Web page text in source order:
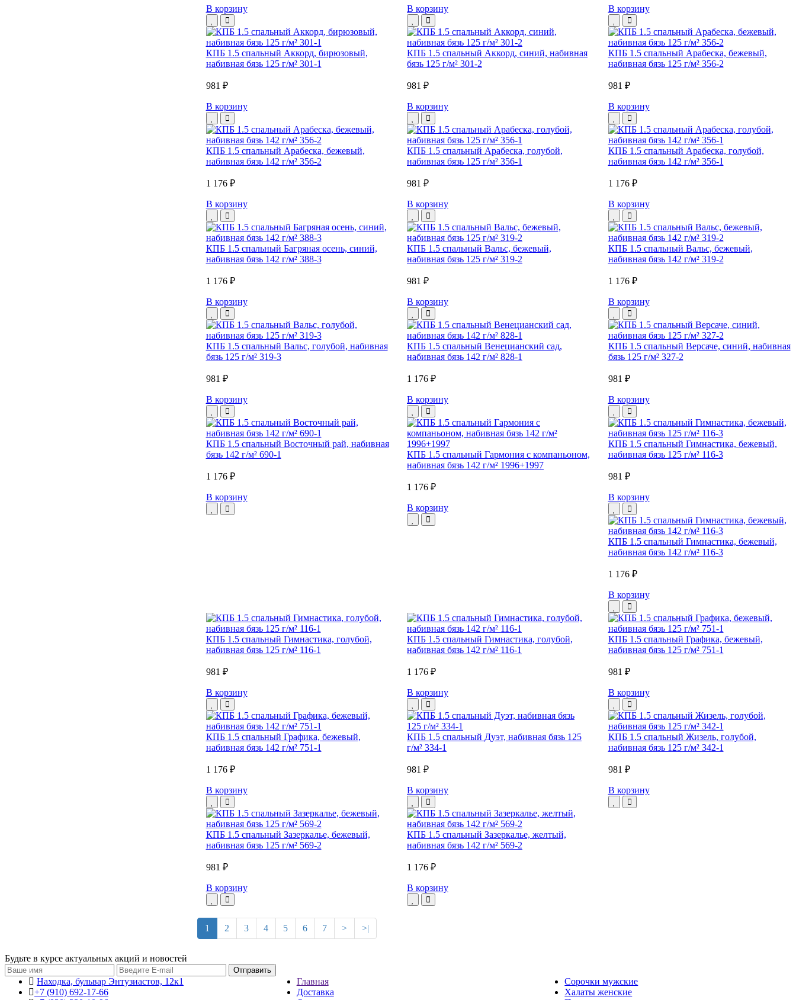
В корзину В корзину В корзину
КПБ 1.5 спальный Аккорд, бирюзовый,
набивная бязь 125 г/м² 301-1
981 ₽
В корзину
КПБ 1.5 спальный Аккорд, синий, набивная
бязь 125 г/м² 301-2
981 ₽
В корзину
КПБ 1.5 спальный Арабеска, бежевый,
набивная бязь 125 г/м² 356-2
981 ₽
В корзину
КПБ 1.5 спальный Арабеска, бежевый,
набивная бязь 142 г/м² 356-2
1 176 ₽
В корзину
КПБ 1.5 спальный Арабеска, голубой,
набивная бязь 125 г/м² 356-1
981 ₽
В корзину
КПБ 1.5 спальный Арабеска, голубой,
набивная бязь 142 г/м² 356-1
1 176 ₽
В корзину
КПБ 1.5 спальный Багряная осень, синий,
набивная бязь 142 г/м² 388-3
1 176 ₽
В корзину
КПБ 1.5 спальный Вальс, бежевый,
набивная бязь 125 г/м² 319-2
981 ₽
В корзину
КПБ 1.5 спальный Вальс, бежевый,
набивная бязь 142 г/м² 319-2
1 176 ₽
В корзину
КПБ 1.5 спальный Вальс, голубой, набивная
бязь 125 г/м² 319-3
981 ₽
В корзину
КПБ 1.5 спальный Венецианский сад,
набивная бязь 142 г/м² 828-1
1 176 ₽
В корзину
КПБ 1.5 спальный Версаче, синий, набивная
бязь 125 г/м² 327-2
981 ₽
В корзину
КПБ 1.5 спальный Восточный рай, набивная
бязь 142 г/м² 690-1
1 176 ₽
В корзину
КПБ 1.5 спальный Гармония с компаньоном,
набивная бязь 142 г/м² 1996+1997
1 176 ₽
В корзину
КПБ 1.5 спальный Гимнастика, бежевый,
набивная бязь 125 г/м² 116-3
981 ₽
В корзину
КПБ 1.5 спальный Гимнастика, бежевый,
набивная бязь 142 г/м² 116-3
1 176 ₽
В корзину
КПБ 1.5 спальный Гимнастика, голубой,
набивная бязь 125 г/м² 116-1
981 ₽
В корзину
КПБ 1.5 спальный Гимнастика, голубой,
набивная бязь 142 г/м² 116-1
1 176 ₽
В корзину
КПБ 1.5 спальный Графика, бежевый,
набивная бязь 125 г/м² 751-1
981 ₽
В корзину
КПБ 1.5 спальный Графика, бежевый,
набивная бязь 142 г/м² 751-1
1 176 ₽
В корзину
КПБ 1.5 спальный Дуэт, набивная бязь 125
г/м² 334-1
981 ₽
В корзину
КПБ 1.5 спальный Жизель, голубой,
набивная бязь 125 г/м² 342-1
981 ₽
В корзину
КПБ 1.5 спальный Зазеркалье, бежевый,
набивная бязь 125 г/м² 569-2
981 ₽
В корзину
КПБ 1.5 спальный Зазеркалье, желтый,
набивная бязь 142 г/м² 569-2
1 176 ₽
В корзину
1 2 3 4 5 6 7 > >|
Будьте в курсе актуальных акций и новостей
Находка, бульвар Энтузиастов, 12к1
+7 (910) 692-17-66
Главная
Доставка
Сорочки мужские
Халаты женские